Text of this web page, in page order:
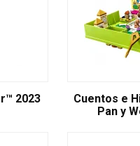
2023
Cuentos e
Pan y